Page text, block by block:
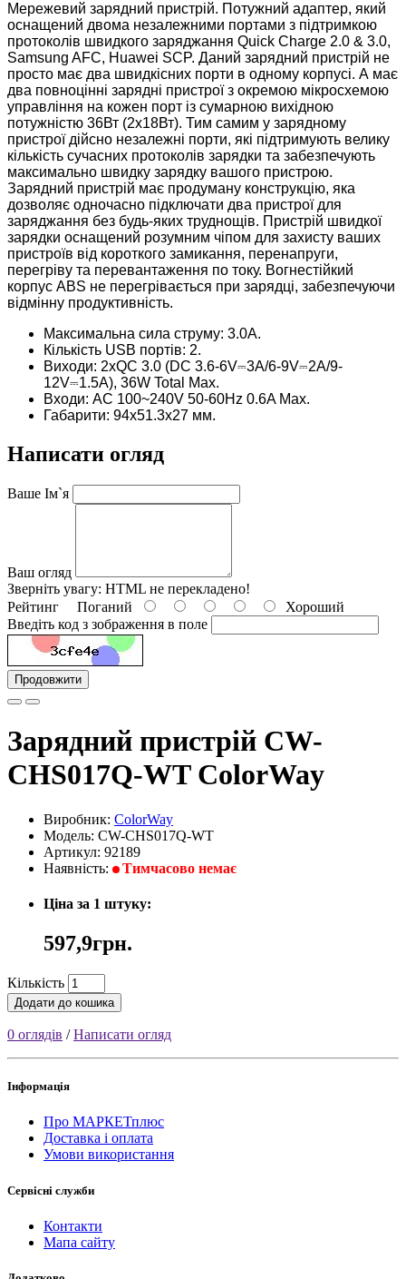
Мережевий зарядний пристрій. Потужний адаптер, який
оснащений двома незалежними портами з підтримкою
протоколів швидкого заряджання Quick Charge 2.0 & 3.0,
Samsung AFC, Huawei SCP. Даний зарядний пристрій не
просто має два швидкісних порти в одному корпусі. А має
два повноцінні зарядні пристрої з окремою мікросхемою
управління на кожен порт із сумарною вихідною
потужністю 36Вт (2х18Вт). Тим самим у зарядному
пристрої дійсно незалежні порти, які підтримують велику
кількість сучасних протоколів зарядки та забезпечують
максимально швидку зарядку вашого пристрою.
Зарядний пристрій має продуману конструкцію, яка
дозволяє одночасно підключати два пристрої для
заряджання без будь-яких труднощів. Пристрій швидкої
зарядки оснащений розумним чіпом для захисту ваших
пристроїв від короткого замикання, перенапруги,
перегріву та перевантаження по току. Вогнестійкий
корпус ABS не перегрівається при зарядці, забезпечуючи
відмінну продуктивність.
Максимальна сила струму: 3.0A.
Кількість USB портів: 2.
Виходи: 2хQC 3.0 (DC 3.6-6V⎓3A/6-9V⎓2A/9-
12V⎓1.5A), 36W Total Max.
Входи: AC 100~240V 50-60Hz 0.6A Max.
Габарити: 94x51.3x27 мм.
Написати огляд
Ваше Ім`я
Ваш огляд
Зверніть увагу: HTML не перекладено!
Рейтинг Поганий
Хороший
Введіть код з зображення в поле
Продовжити
Зарядний пристрій CW-
CHS017Q-WT ColorWay
Виробник: ColorWay
Модель: CW-CHS017Q-WT
Артикул: 92189
Наявність:
Тимчасово немає
Ціна за 1 штуку:
597,9грн.
Кількість
Додати до кошика
0 оглядів /Написати огляд
Інформація
Про МАРКЕТплюс
Доставка і оплата
Умови використання
Сервісні служби
Контакти
Мапа сайту